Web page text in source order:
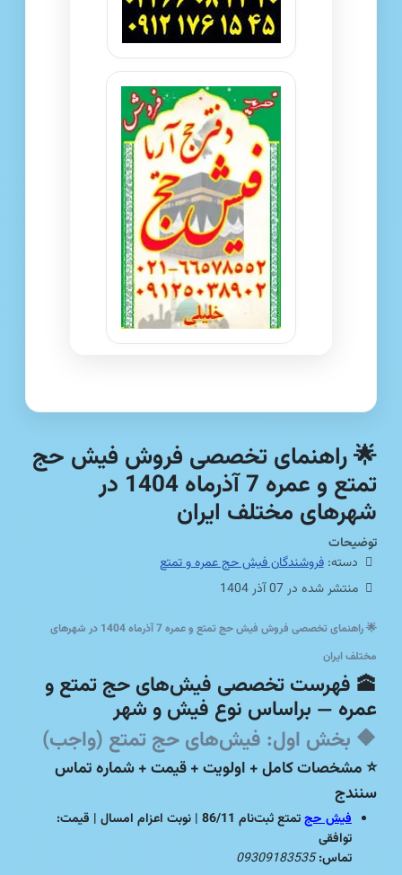
🌟 راهنمای تخصصی فروش فیش حج
تمتع و عمره 7 آذرماه 1404 در
شهرهای مختلف ایران
توضیحات
دسته:فروشندگان فیش حج عمره و تمتع
منتشر شده در 07 آذر 1404
🌟
راهنمای تخصصی فروش فیش حج تمتع و عمره 7 آذرماه 1404 در شهرهای
مختلف ایران
🕋 فهرست تخصصی فیش‌های حج تمتع و
عمره — براساس نوع فیش و شهر
🔶 بخش اول: فیش‌های حج تمتع (واجب)
⭐ مشخصات کامل + اولویت + قیمت + شماره تماس
سنندج
فیش حج
تمتع ثبت‌نام 86/11 | نوبت اعزام امسال | قیمت:
توافقی
تماس: 09309183535